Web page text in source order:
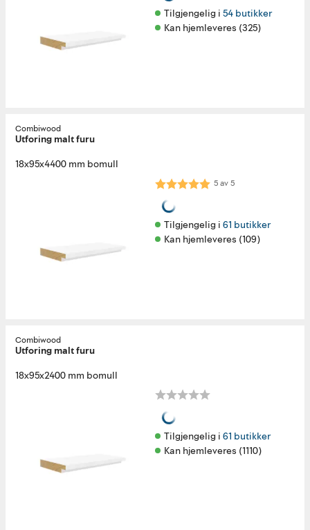
Tilgjengelig i 54 butikker
Kan hjemleveres (325)
Combiwood
Utforing malt furu
18x95x4400 mm bomull
Karakter: 5.0 av 5 mulige
5av5
Tilgjengelig i 61 butikker
Kan hjemleveres (109)
Combiwood
Utforing malt furu
18x95x2400 mm bomull
Tilgjengelig i 61 butikker
Kan hjemleveres (1110)